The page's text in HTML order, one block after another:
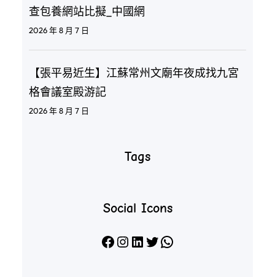
查包養網站比擬_中國網
2026 年 8 月 7 日
【張平易近生】江蘇常州文廟年夜成找九宮
格會議室殿游記
2026 年 8 月 7 日
Tags
Social Icons
Facebook Instagram LinkedIn X WhatsApp